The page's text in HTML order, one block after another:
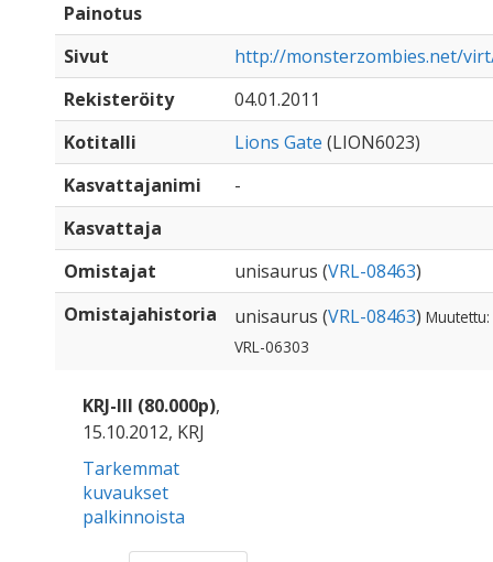
Painotus
Sivut
http://monsterzombies.net/
Rekisteröity
04.01.2011
Kotitalli
Lions Gate (LION6023)
Kasvattajanimi
-
Kasvattaja
Omistajat
unisaurus (VRL-08463)
Omistajahistoria
unisaurus (VRL-08463)
VRL-06303
KRJ-III (80.000p),
15.10.2012, KRJ
Tarkemmat
kuvaukset
palkinnoista